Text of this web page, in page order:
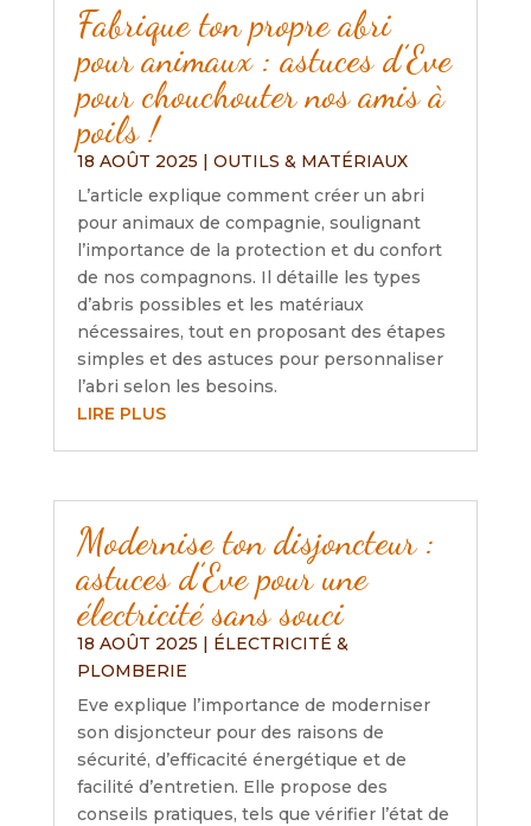
Fabrique ton propre abri
pour animaux : astuces d’Eve
pour chouchouter nos amis à
poils !
18 AOÛT 2025 | OUTILS & MATÉRIAUX
L’article explique comment créer un abri
pour animaux de compagnie, soulignant
l’importance de la protection et du confort
de nos compagnons. Il détaille les types
d’abris possibles et les matériaux
nécessaires, tout en proposant des étapes
simples et des astuces pour personnaliser
l’abri selon les besoins.
LIRE PLUS
Modernise ton disjoncteur :
astuces d’Eve pour une
électricité sans souci
18 AOÛT 2025 | ÉLECTRICITÉ &
PLOMBERIE
Eve explique l’importance de moderniser
son disjoncteur pour des raisons de
sécurité, d’efficacité énergétique et de
facilité d’entretien. Elle propose des
conseils pratiques, tels que vérifier l’état de